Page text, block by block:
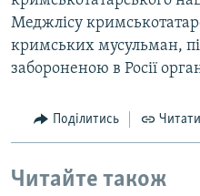
Меджлісу
кримських мусульман,
забороненою в Росії
Поділитись
Читайте також